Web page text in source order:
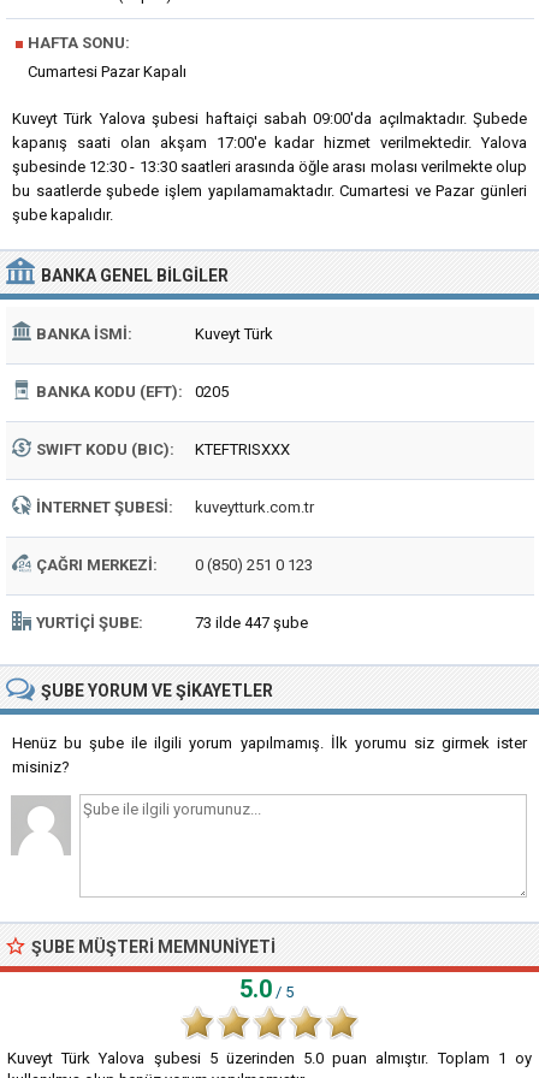
■ HAFTA SONU:
Cumartesi Pazar Kapalı
Kuveyt Türk Yalova şubesi haftaiçi sabah 09:00'da açılmaktadır. Şubede
kapanış saati olan akşam 17:00'e kadar hizmet verilmektedir. Yalova
şubesinde 12:30 - 13:30 saatleri arasında öğle arası molası verilmekte olup
bu saatlerde şubede işlem yapılamamaktadır. Cumartesi ve Pazar günleri
şube kapalıdır.
BANKA GENEL BILGILER
BANKA İSMI: Kuveyt Türk
BANKA KODU (EFT): 0205
SWIFT KODU (BIC): KTEFTRISXXX
İNTERNET ŞUBESI: kuveytturk.com.tr
ÇAĞRI MERKEZI: 0 (850) 251 0 123
YURTIÇI ŞUBE: 73 ilde 447 şube
ŞUBEYORUM VE ŞIKAYETLER
Henüz bu şube ile ilgili yorum yapılmamış. İlk yorumu siz girmek ister
misiniz?
ŞUBE MÜŞTERI MEMNUNIYETI
5.0 / 5
Kuveyt Türk Yalova şubesi 5üzerinden 5.0 puan almıştır. Toplam 1 oy